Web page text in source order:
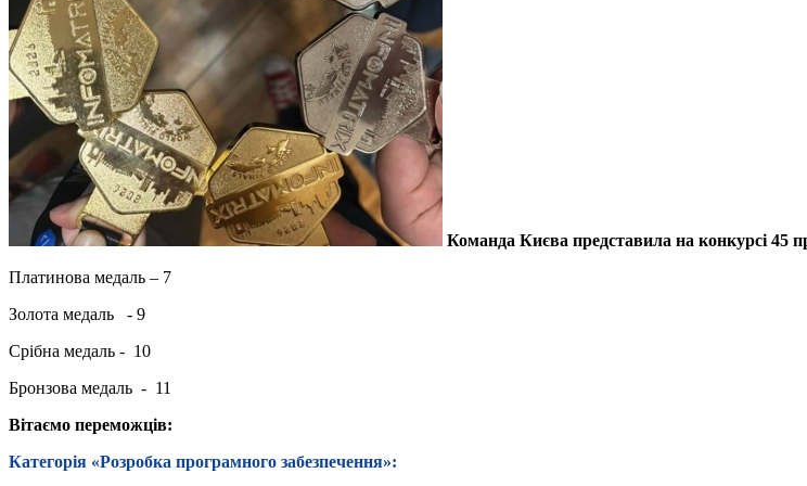
Команда Києва представила на конкурсі 45
Платинова медаль – 7
Золота медаль - 9
Срібна медаль - 10
Бронзова медаль - 11
Вітаємо переможців:
Категорія «Розробка програмного забезпечення»: